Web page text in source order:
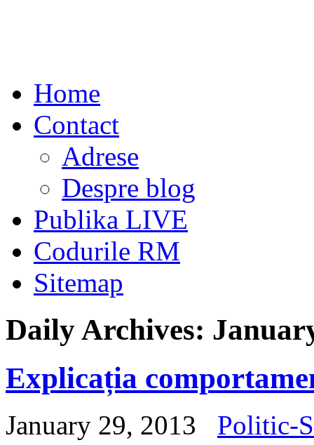
Home
Contact
Adrese
Despre blog
Publika LIVE
Codurile RM
Sitemap
Daily Archives:
Explicația
January 29, 2013 Politic-